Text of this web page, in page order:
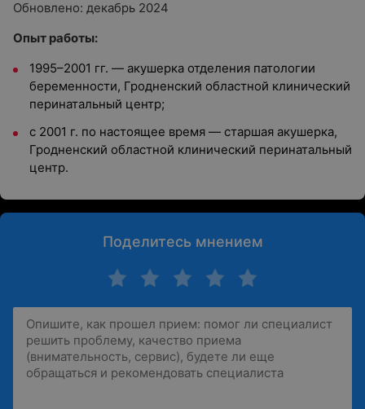
Обновлено: декабрь 2024
Опыт работы:
1995–2001 гг. — акушерка отделения патологии
беременности, Гродненский областной клинический
перинатальный центр;
с 2001 г. по настоящее время — старшая акушерка,
Гродненский областной клинический перинатальный
центр.
Поделитесь мнением